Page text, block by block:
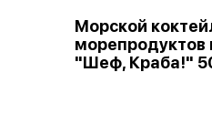
Морской
морепродуктов
"Шеф, Краба!"